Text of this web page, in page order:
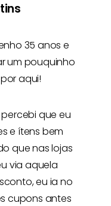
35 anos e
um pouquinho
aqui!
que eu
e ítens bem
que nas lojas
via aquela
eu ia no
cupons antes